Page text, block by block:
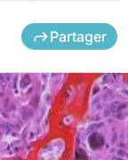
Partager